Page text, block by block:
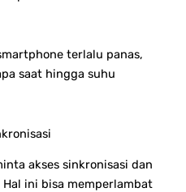
terlalu panas,
saat hingga suhu
akses sinkronisasi dan
ini bisa memperlambat